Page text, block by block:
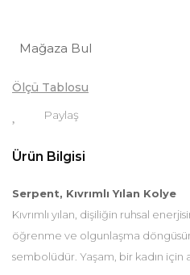
Mağaza Bul
Ölçü Tablosu
Paylaş
Ürün Bilgisi
Serpent, Kıvrımlı Yılan Kolye
Kıvrımlı yılan, dişiliğin ruhsal
öğrenme ve olgunlaşma
sembolüdür. Yaşam, bir kadın için